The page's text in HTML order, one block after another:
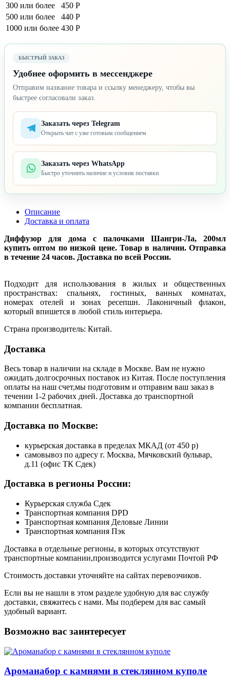
300 или более
450 Р
500 или более
440 Р
1000 или более 430 Р
БЫСТРЫЙ ЗАКАЗ
Удобнее оформить в мессенджере
Отправим название товара и ссылку менеджеру, чтобы вы
быстрее согласовали заказ.
Заказать через Telegram
Открыть чат с уже готовым сообщением
Заказать через WhatsApp
Быстро уточнить наличие и условия поставки
Описание
Доставка и оплата
Диффузор для дома с палочками Шангри-Ла, 200мл
купить оптом по низкой цене. Товар в наличии. Отправка
в течение 24 часов. Доставка по всей России.
Подходит для использования в жилых и общественных
пространствах: спальнях, гостиных, ванных комнатах,
номерах отелей и зонах ресепшн. Лаконичный флакон,
который впишется в любой стиль интерьера.
Страна производитель: Китай.
Доставка
Весь товар в наличии на складе в Москве. Вам не нужно
ожидать долгосрочных поставок из Китая. После поступления
оплаты на наш счет,мы подготовим и отправим ваш заказ в
течении 1-2 рабочих дней. Доставка до транспортной
компании бесплатная.
Доставка по Москве:
курьерская доставка в пределах МКАД (от 450 р)
самовывоз по адресу г. Москва, Мячковский бульвар,
д.11 (офис ТК Сдек)
Доставка в регионы России:
Курьерская служба Сдек
Транспортная компания DPD
Транспортная компания Деловые Линии
Транспортная компания Пэк
Доставка в отдельные регионы, в которых отсутствуют
транспортные компании,производится услугами Почтой РФ
Стоимость доставки уточняйте на сайтах перевозчиков.
Если вы не нашли в этом разделе удобную для вас службу
доставки, свяжитесь с нами. Мы подберем для вас самый
удобный вариант.
Возможно вас заинтересует
Ароманабор с камнями в стеклянном куполе